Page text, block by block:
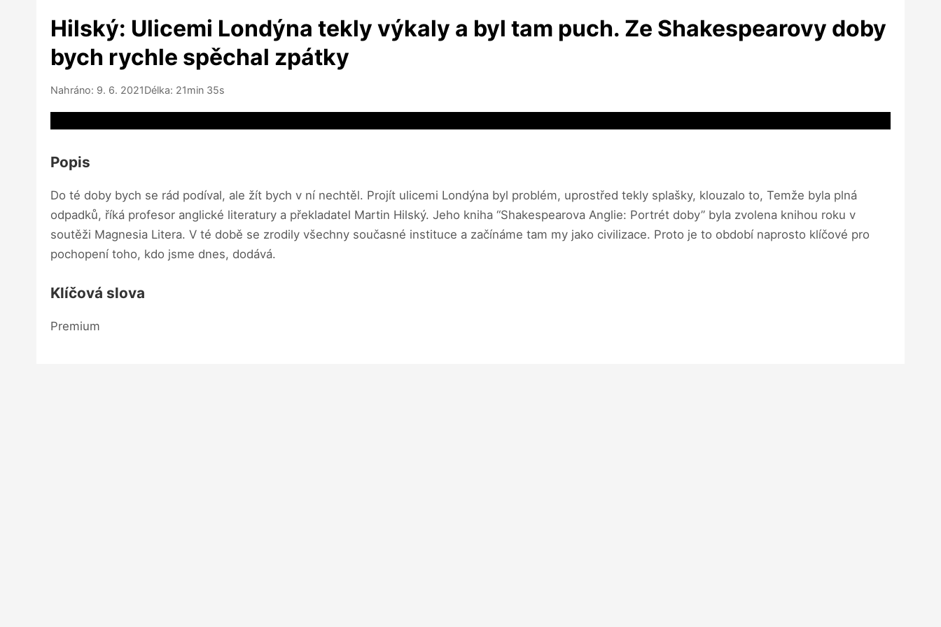
Hilský: Ulicemi Londýna tekly výkaly a byl tam puch. Ze Shakespearovy doby
bych rychle spěchal zpátky
Nahráno: 9. 6. 2021Délka: 21min 35s
Popis
Do té doby bych se rád podíval, ale žít bych v ní nechtěl. Projít ulicemi Londýna byl problém, uprostřed tekly splašky, klouzalo to, Temže byla plná
odpadků, říká profesor anglické literatury a překladatel Martin Hilský. Jeho kniha “Shakespearova Anglie: Portrét doby” byla zvolena knihou roku v
soutěži Magnesia Litera. V té době se zrodily všechny současné instituce a začínáme tam my jako civilizace. Proto je to období naprosto klíčové pro
pochopení toho, kdo jsme dnes, dodává.
Klíčová slova
Premium